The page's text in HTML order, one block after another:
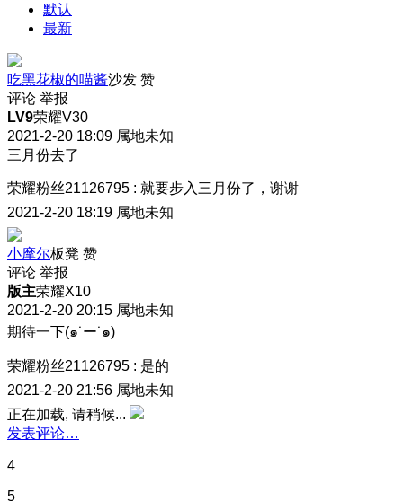
默认
最新
吃黑花椒的喵酱沙发 赞
评论 举报
LV9荣耀V30
2021-2-20 18:09 属地未知
三月份去了
荣耀粉丝21126795 : 就要步入三月份了，谢谢
2021-2-20 18:19 属地未知
小摩尔板凳 赞
评论 举报
版主荣耀X10
2021-2-20 20:15 属地未知
期待一下(๑˙ー˙๑)
荣耀粉丝21126795 : 是的
2021-2-20 21:56 属地未知
正在加载, 请稍候...
发表评论…
4
5